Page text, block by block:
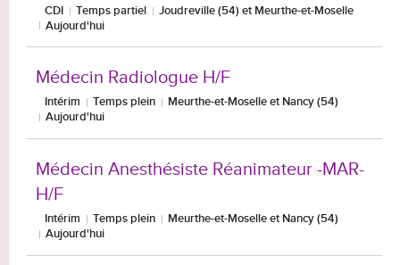
CDI Temps partiel
Joudreville (54) et Meurthe-et-Moselle
Aujourd'hui
Médecin Radiologue H/F
Intérim Temps plein
Meurthe-et-Moselle et Nancy (54)
Aujourd'hui
Médecin Anesthésiste Réanimateur -MAR-
H/F
Intérim Temps plein
Meurthe-et-Moselle et Nancy (54)
Aujourd'hui